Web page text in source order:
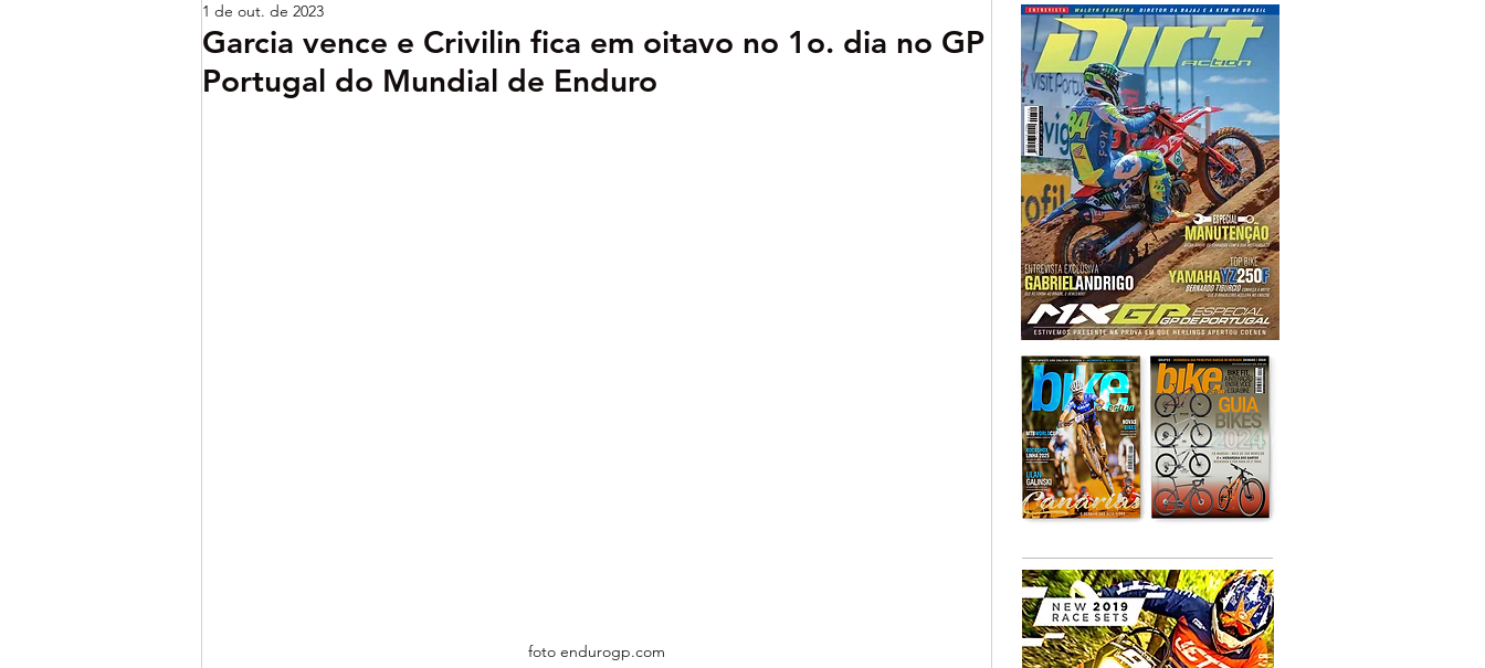
Garcia vence e Crivilin fica em oitavo no 1o. dia no GP
Portugal do Mundial de Enduro
1 de out. de 2023
foto endurogp.com